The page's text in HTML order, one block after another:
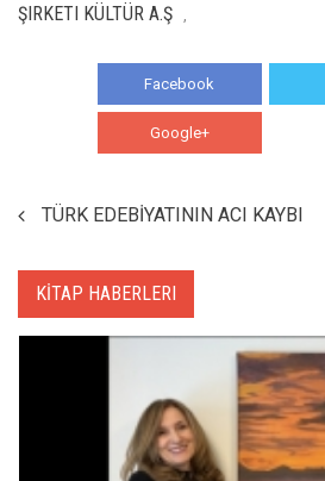
ŞIRKETI KÜLTÜR A.Ş
Facebook
Google+
TÜRK EDEBİYATININ ACI KAYBI
KİTAP HABERLERI